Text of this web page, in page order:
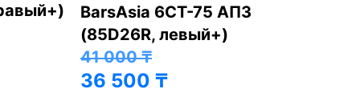
BarsAsia 6СТ-75 АПЗ
(85D26R, левый+)
41 000₸
36 500 ₸